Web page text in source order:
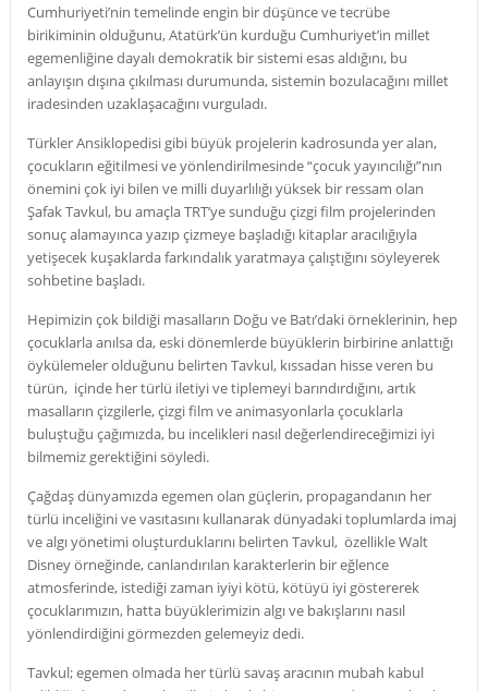
Cumhuriyeti’nin temelinde engin bir düşünce ve tecrübe
birikiminin olduğunu, Atatürk’ün kurduğu Cumhuriyet’in millet
egemenliğine dayalı demokratik bir sistemi esas aldığını, bu
anlayışın dışına çıkılması durumunda, sistemin bozulacağını millet
iradesinden uzaklaşacağını vurguladı.
Türkler Ansiklopedisi gibi büyük projelerin kadrosunda yer alan,
çocukların eğitilmesi ve yönlendirilmesinde “çocuk yayıncılığı”nın
önemini çok iyi bilen ve milli duyarlılığı yüksek bir ressam olan
Şafak Tavkul, bu amaçla TRT’ye sunduğu çizgi film projelerinden
sonuç alamayınca yazıp çizmeye başladığı kitaplar aracılığıyla
yetişecek kuşaklarda farkındalık yaratmaya çalıştığını söyleyerek
sohbetine başladı.
Hepimizin çok bildiği masalların Doğu ve Batı’daki örneklerinin, hep
çocuklarla anılsa da, eski dönemlerde büyüklerin birbirine anlattığı
öykülemeler olduğunu belirten Tavkul, kıssadan hisse veren bu
türün, içinde her türlü iletiyi ve tiplemeyi barındırdığını, artık
masalların çizgilerle, çizgi film ve animasyonlarla çocuklarla
buluştuğu çağımızda, bu incelikleri nasıl değerlendireceğimizi iyi
bilmemiz gerektiğini söyledi.
Çağdaş dünyamızda egemen olan güçlerin, propagandanın her
türlü inceliğini ve vasıtasını kullanarak dünyadaki toplumlarda imaj
ve algı yönetimi oluşturduklarını belirten Tavkul, özellikle Walt
Disney örneğinde, canlandırılan karakterlerin bir eğlence
atmosferinde, istediği zaman iyiyi kötü, kötüyü iyi göstererek
çocuklarımızın, hatta büyüklerimizin algı ve bakışlarını nasıl
yönlendirdiğini görmezden gelemeyiz dedi.
Tavkul; egemen olmada her türlü savaş aracının mubah kabul